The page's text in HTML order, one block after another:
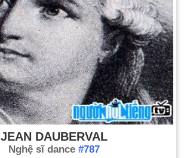
JEAN DAUBERVAL
Nghệ sĩ dance #787